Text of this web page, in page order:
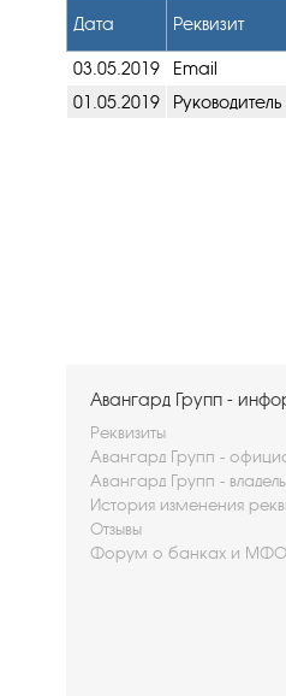
Дата Реквизит
03.05.2019
Email
01.05.2019
Руководитель
Авангард Групп -
Реквизиты
Авангард Групп -
Авангард Групп -
История изменения
Отзывы
Форум о банках и МФО